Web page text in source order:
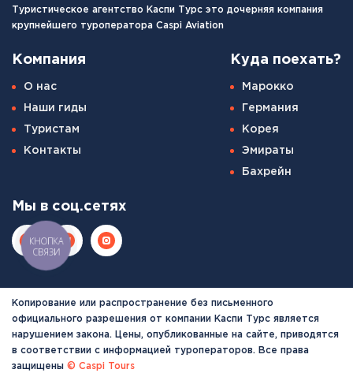
Туристическое агентство Каспи Турс это дочерняя компания
крупнейшего туроператора Caspi Aviation
Компания
О нас
Наши гиды
Туристам
Контакты
Куда поехать?
Марокко
Германия
Корея
Эмираты
Бахрейн
Мы в соц.сетях
Копирование или распространение без письменного
официального разрешения от компании Каспи Турс является
нарушением закона. Цены, опубликованные на сайте, приводятся
в соответствии с информацией туроператоров. Все права
защищены © Caspi Tours
КНОПКА
СВЯЗИ